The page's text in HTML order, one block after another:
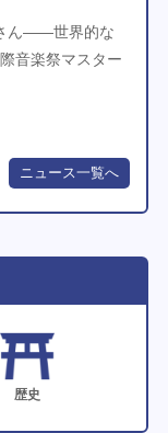
ん――世界的な
音楽祭マスター
ニュース一覧へ
歴史